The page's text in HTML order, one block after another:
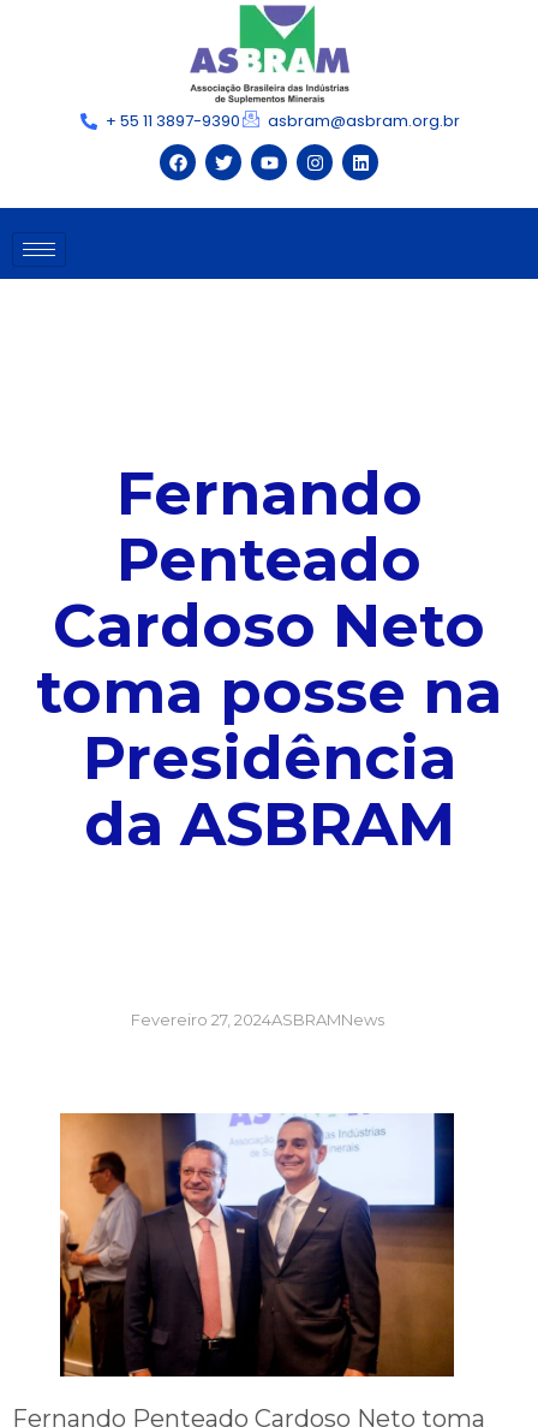
+ 55 11 3897-9390 asbram@asbram.org.br
Fernando
Penteado
Cardoso Neto
toma posse na
Presidência
da ASBRAM
Fevereiro 27, 2024ASBRAMNews
Fernando Penteado Cardoso Neto toma